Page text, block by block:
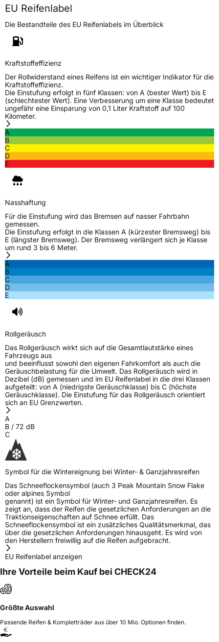
EisgripNein
EPREL ID593652
Allgemeine Produktsicherheit (GPSR)
Herstellerkontakt
veneeshpillai@omni-united.com
Verantwortliche
in der EU
Veneesh Pillai, 4 SHENTON WAY #08-02 SGX
CENTRE 2 SINGAPORE 068807,
veneeshpillai@omni-united.com,
EU Reifenlabel
Die Bestandteile des EU Reifenlabels im Überblick
Kraftstoffeffizienz
Der Rollwiderstand eines Reifens ist ein wichtiger Indikator für die
Kraftstoffeffizienz.
Die Einstufung erfolgt in fünf Klassen: von A (bester Wert) bis E
(schlechtester Wert). Eine Verbesserung um eine Klasse bedeutet
ungefähr eine Einsparung von 0,1 Liter Kraftstoff auf 100
Kilometer.
A
B
C
D
E
Nasshaftung
Für die Einstufung wird das Bremsen auf nasser Fahrbahn
gemessen.
Die Einstufung erfolgt in die Klassen A (kürzester Bremsweg) bis
E (längster Bremsweg). Der Bremsweg verlängert sich je Klasse
um rund 3 bis 6 Meter.
A
B
C
D
E
Rollgeräusch
Das Rollgeräusch wirkt sich auf die Gesamtlautstärke eines
Fahrzeugs aus
und beeinflusst sowohl den eigenen Fahrkomfort als auch die
Geräuschbelastung für die Umwelt. Das Rollgeräusch wird in
Dezibel (dB) gemessen und im EU Reifenlabel in die drei Klassen
aufgeteilt: von A (niedrigste Geräuschklasse) bis C (höchste
Geräuschklasse). Die Einstufung für das Rollgeräusch orientiert
sich an EU Grenzwerten.
A
B / 72 dB
C
Symbol für die Wintereignung bei Winter- & Ganzjahresreifen
Das Schneeflockensymbol (auch 3 Peak Mountain Snow Flake
oder alpines Symbol
genannt) ist ein Symbol für Winter- und Ganzjahresreifen. Es
zeigt an, dass der Reifen die gesetzlichen Anforderungen an die
Traktionseigenschaften auf Schnee erfüllt. Das
Schneeflockensymbol ist ein zusätzliches Qualitätsmerkmal, das
über die gesetzlichen Anforderungen hinausgeht. Es wird von
den Herstellern freiwillig auf die Reifen aufgebracht.
EU Reifenlabel anzeigen
Ihre Vorteile beim Kauf bei CHECK24
Größte Auswahl
Passende Reifen & Kompletträder aus über 10 Mio. Optionen finden.